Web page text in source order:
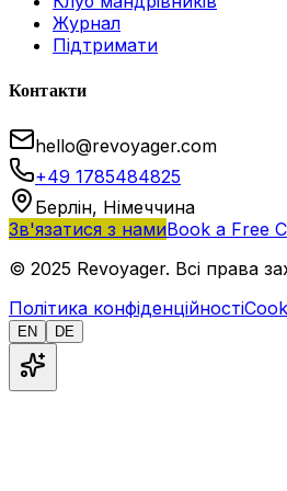
Журнал
Підтримати
Контакти
hello@revoyager.com
+49 1785484825
Берлін, Німеччина
Зв'язатися з намиBook a Free
© 2025 Revoyager. Всі права
Політика конфіденційності
EN DE